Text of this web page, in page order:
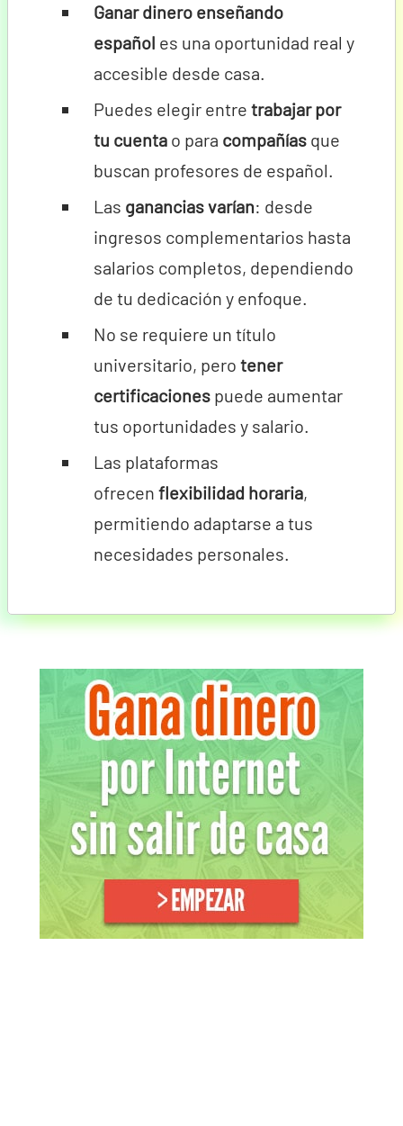
Ganar dinero enseñando
español es una oportunidad real y
accesible desde casa.
Puedes elegir entre trabajar por
tu cuenta o para compañías que
buscan profesores de español.
Las ganancias varían: desde
ingresos complementarios hasta
salarios completos, dependiendo
de tu dedicación y enfoque.
No se requiere un título
universitario, pero tener
certificaciones puede aumentar
tus oportunidades y salario.
Las plataformas
ofrecen flexibilidad horaria,
permitiendo adaptarse a tus
necesidades personales.